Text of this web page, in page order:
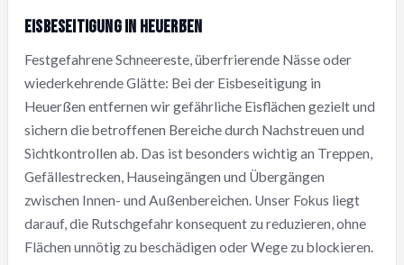
Eisbeseitigung in Heuerßen
Festgefahrene Schneereste, überfrierende Nässe oder
wiederkehrende Glätte: Bei der Eisbeseitigung in
Heuerßen entfernen wir gefährliche Eisflächen gezielt und
sichern die betroffenen Bereiche durch Nachstreuen und
Sichtkontrollen ab. Das ist besonders wichtig an Treppen,
Gefällestrecken, Hauseingängen und Übergängen
zwischen Innen- und Außenbereichen. Unser Fokus liegt
darauf, die Rutschgefahr konsequent zu reduzieren, ohne
Flächen unnötig zu beschädigen oder Wege zu blockieren.